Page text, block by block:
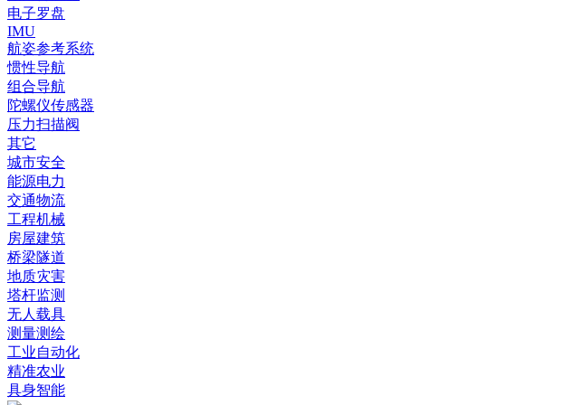
电子罗盘
IMU
航姿参考系统
惯性导航
组合导航
陀螺仪传感器
压力扫描阀
其它
城市安全
能源电力
交通物流
工程机械
房屋建筑
桥梁隧道
地质灾害
塔杆监测
无人载具
测量测绘
工业自动化
精准农业
具身智能